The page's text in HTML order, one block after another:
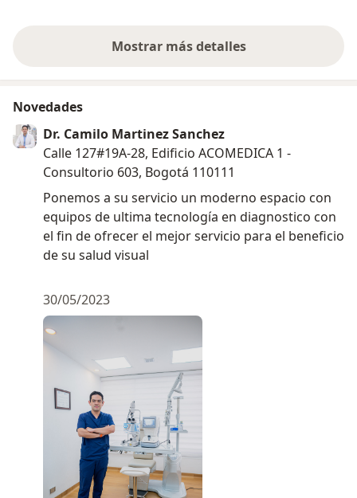
Mostrar más detalles
sobre la experiencia
Novedades
Dr. Camilo Martinez Sanchez
Calle 127#19A-28, Edificio ACOMEDICA 1 -
Consultorio 603, Bogotá 110111
Ponemos a su servicio un moderno espacio con
equipos de ultima tecnología en diagnostico con
el fin de ofrecer el mejor servicio para el beneficio
de su salud visual
30/05/2023